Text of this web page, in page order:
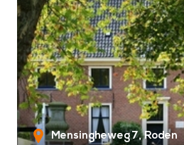
Mensingheweg 7 Roden